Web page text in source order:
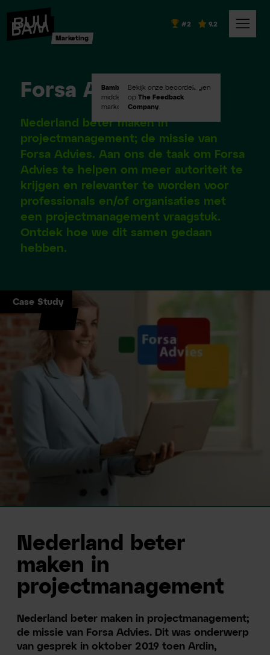
Marketing
#2
Bambuu #2in Emerce100
middelgroot digital
marketingbureaus!
9.2
Bekijk onze beoordelingen
opThe Feedback
Company.
Forsa Advies
Nederland beter maken in
projectmanagement; de missie van
Forsa Advies. Aan ons de taak om Forsa
Advies te helpen om meer autoriteit te
krijgen en relevanter te worden voor
professionals en/of organisaties met
een projectmanagement vraagstuk.
Ontdek hoe we dit samen gedaan
hebben.
Case Study
Nederland beter
maken in
projectmanagement
Nederland beter maken in projectmanagement;
de missie van Forsa Advies. Dit was onderwerp
van gesprek in oktober 2019 toen Ardin,